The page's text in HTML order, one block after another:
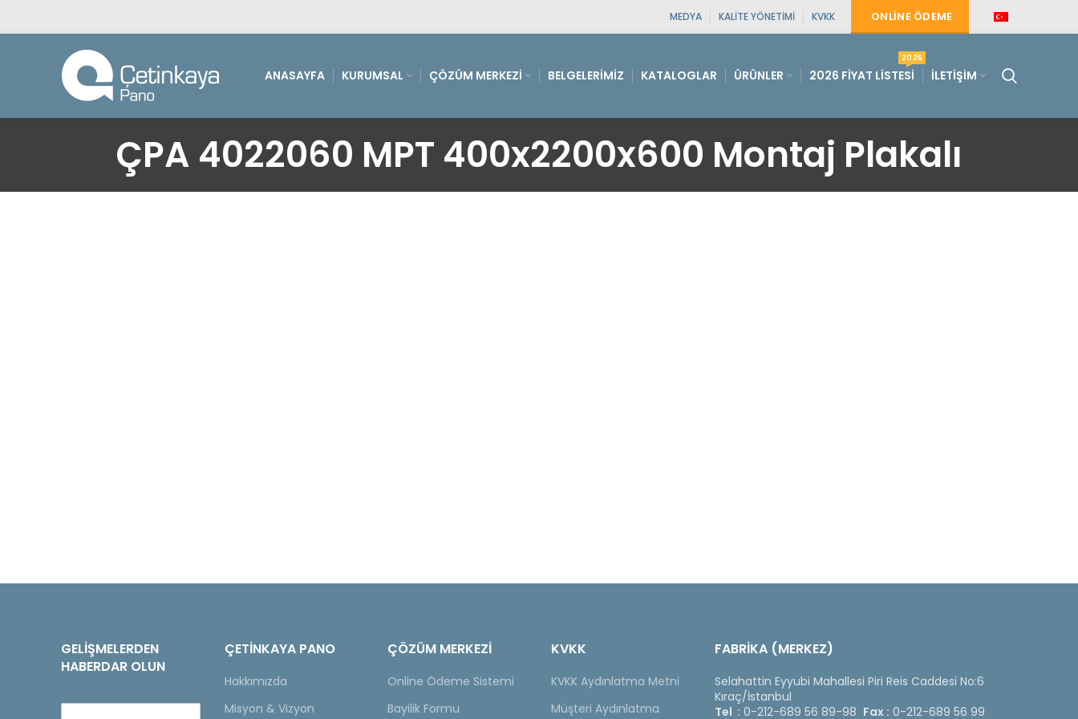
MEDYA KALITE YÖNETIMI KVKK ONLINE ÖDEME
ANASAYFA KURUMSAL ÇÖZÜM MERKEZI BELGELERIMIZ KATALOGLAR ÜRÜNLER 2026 FIYAT LISTESI
2026
İLETIŞIM
ÇPA 4022060 MPT 400x2200x600 Montaj Plakalı
GELIŞMELERDEN
HABERDAR OLUN
ÇETINKAYA PANO
Hakkımızda
Misyon & Vizyon
ÇÖZÜM MERKEZİ
Online Ödeme Sistemi
Bayilik Formu
KVKK
KVKK Aydınlatma Metni
Müşteri Aydınlatma
FABRİKA (MERKEZ)
Selahattin Eyyubi Mahallesi Piri Reis Caddesi No:6
Kıraç/İstanbul
Tel : 0-212-689 56 89-98 Fax : 0-212-689 56 99